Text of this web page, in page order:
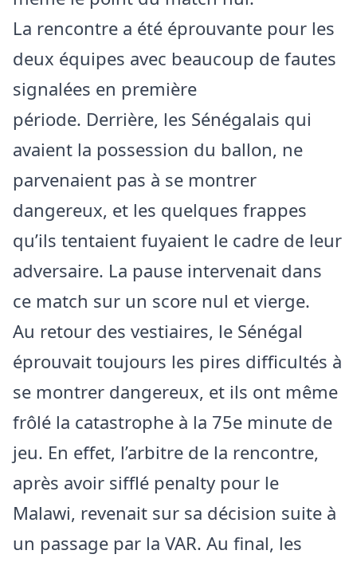
La rencontre a été éprouvante pour les
deux équipes avec beaucoup de fautes
signalées en première
période. Derrière, les Sénégalais qui
avaient la possession du ballon, ne
parvenaient pas à se montrer
dangereux, et les quelques frappes
qu’ils tentaient fuyaient le cadre de leur
adversaire. La pause intervenait dans
ce match sur un score nul et vierge.
Au retour des vestiaires, le Sénégal
éprouvait toujours les pires difficultés à
se montrer dangereux, et ils ont même
frôlé la catastrophe à la 75e minute de
jeu. En effet, l’arbitre de la rencontre,
après avoir sifflé penalty pour le
Malawi, revenait sur sa décision suite à
un passage par la VAR. Au final, les